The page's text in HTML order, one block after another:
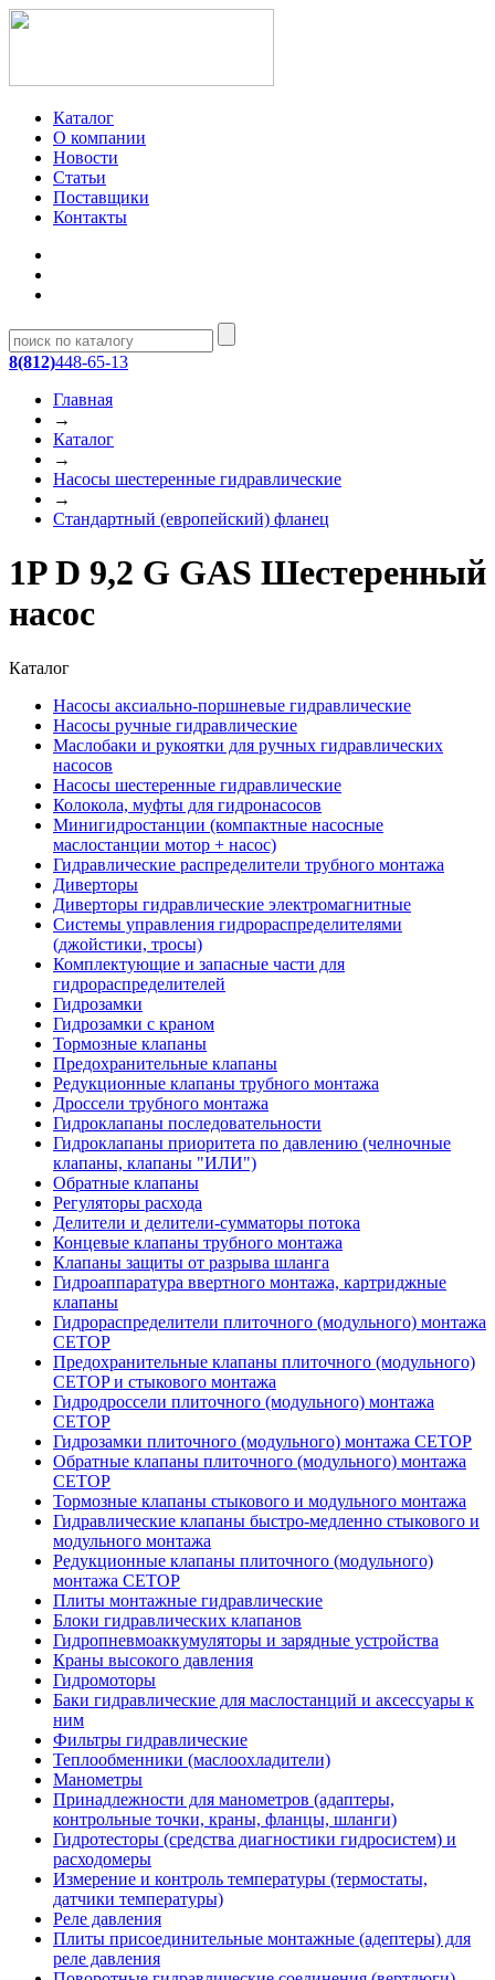
Каталог
О компании
Новости
Статьи
Поставщики
Контакты
8(812)448-65-13
Главная
→
Каталог
→
Насосы шестеренные гидравлические
→
Стандартный (европейский) фланец
1P D 9,2 G GAS Шестеренный
насос
Каталог
Насосы аксиально-поршневые гидравлические
Насосы ручные гидравлические
Маслобаки и рукоятки для ручных гидравлических
насосов
Насосы шестеренные гидравлические
Колокола, муфты для гидронасосов
Минигидростанции (компактные насосные
маслостанции мотор + насос)
Гидравлические распределители трубного монтажа
Диверторы
Диверторы гидравлические электромагнитные
Системы управления гидрораспределителями
(джойстики, тросы)
Комплектующие и запасные части для
гидрораспределителей
Гидрозамки
Гидрозамки с краном
Тормозные клапаны
Предохранительные клапаны
Редукционные клапаны трубного монтажа
Дроссели трубного монтажа
Гидроклапаны последовательности
Гидроклапаны приоритета по давлению (челночные
клапаны, клапаны "ИЛИ")
Обратные клапаны
Регуляторы расхода
Делители и делители-сумматоры потока
Концевые клапаны трубного монтажа
Клапаны защиты от разрыва шланга
Гидроаппаратура ввертного монтажа, картриджные
клапаны
Гидрораспределители плиточного (модульного) монтажa
CETOP
Предохранительные клапаны плиточного (модульного)
CETOP и стыкового монтажа
Гидродроссели плиточного (модульного) монтажа
CETOP
Гидрозамки плиточного (модульного) монтажа CETOP
Обратные клапаны плиточного (модульного) монтажа
CETOP
Тормозные клапаны стыкового и модульного монтажа
Гидравлические клапаны быстро-медленно стыкового и
модульного монтажа
Редукционные клапаны плиточного (модульного)
монтажа CETOP
Плиты монтажные гидравлические
Блоки гидравлических клапанов
Гидропневмоаккумуляторы и зарядные устройства
Краны высокого давления
Гидромоторы
Баки гидравлические для маслостанций и аксессуары к
ним
Фильтры гидравлические
Теплообменники (маслоохладители)
Манометры
Принадлежности для манометров (адаптеры,
контрольные точки, краны, фланцы, шланги)
Гидротесторы (средства диагностики гидросистем) и
расходомеры
Измерение и контроль температуры (термостаты,
датчики температуры)
Реле давления
Плиты присоединительные монтажные (адептеры) для
реле давления